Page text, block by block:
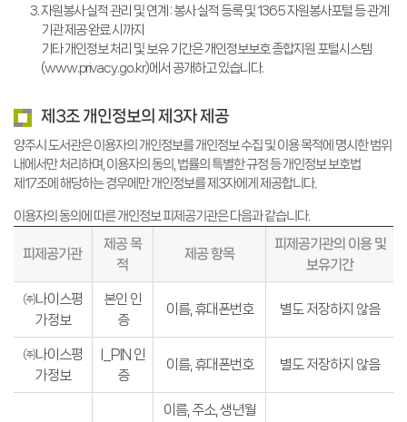
자원봉사 실적 관리 및 연계 : 봉사 실적 등록 및 1365 자원봉사포털 등 관계
기관 제공 완료 시까지
기타 개인정보 처리 및 보유 기간은 개인정보보호 종합지원 포털시스템
(www.privacy.go.kr)에서 공개하고 있습니다.
제3조 개인정보의 제3자 제공
양주시 도서관은 이용자의 개인정보를 개인정보 수집 및 이용 목적에 명시한 범위
내에서만 처리하며, 이용자의 동의, 법률의 특별한 규정 등 개인정보 보호법
제17조에 해당하는 경우에만 개인정보를 제3자에게 제공합니다.
이용자의 동의에 따른 개인정보 피제공기관은 다음과 같습니다.
피제공기관
제공 목
적
제공 항목
피제공기관의 이용 및
보유기간
㈜나이스평
가정보
본인 인
증
이름, 휴대폰번호 별도 저장하지 않음
㈜나이스평
가정보
I_PIN 인
증
이름, 휴대폰번호 별도 저장하지 않음
이름, 주소, 생년월